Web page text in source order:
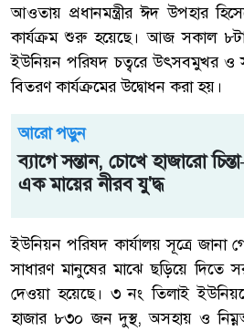
আওতায় প্রধানমন্ত্রীর ঈদ উপহার
কার্যক্রম শুরু হয়েছে। আজ সকাল
ইউনিয়ন পরিষদ চত্বরে উৎসবমুখর ও
বিতরণ কার্যক্রমের উদ্বোধন করা হয়।
আরো পড়ুন
ব্যাগে সন্তান, চোখে হাজারো
এক মায়ের নীরব যু'দ্ধ
ইউনিয়ন পরিষদ কার্যালয় সূত্রে
সাধারণ মানুষের মাঝে ছড়িয়ে দিতে
দেওয়া হয়েছে। ৩ নং তিলাই
হাজার ৮৩০ জন দুস্থ, অসহায় ও